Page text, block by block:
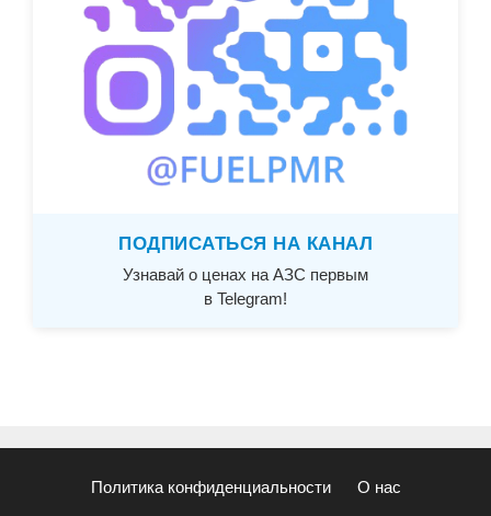
ПОДПИСАТЬСЯ НА КАНАЛ
Узнавай о ценах на АЗС первым
в Telegram!
Политика конфиденциальности О нас